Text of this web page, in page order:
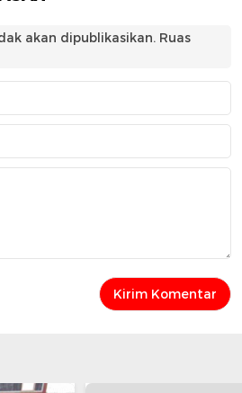
akan dipublikasikan. Ruas